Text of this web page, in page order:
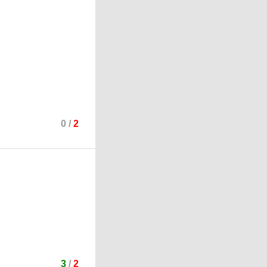
0 / 2
3/ 2